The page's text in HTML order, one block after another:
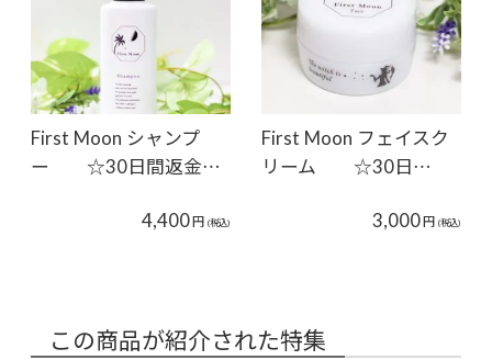
First Moon シャンプ
ー ☆30日間返金…
4,400円 (税込)
First Moon フェイスク
リーム ☆30日…
3,000円 (税込)
この商品が紹介された特集